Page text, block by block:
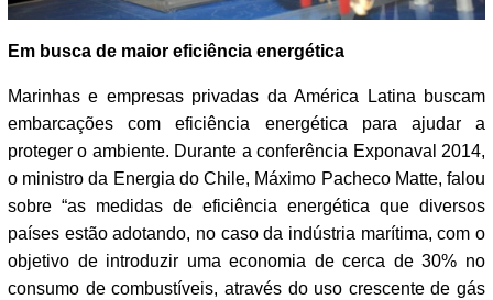
Em busca de maior eficiência energética
Marinhas e empresas privadas da América Latina buscam
embarcações com eficiência energética para ajudar a
proteger o ambiente. Durante a conferência Exponaval 2014,
o ministro da Energia do Chile, Máximo Pacheco Matte, falou
sobre “as medidas de eficiência energética que diversos
países estão adotando, no caso da indústria marítima, com o
objetivo de introduzir uma economia de cerca de 30% no
consumo de combustíveis, através do uso crescente de gás